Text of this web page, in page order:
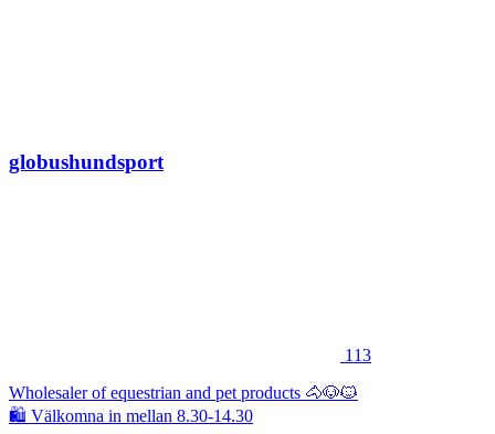
globushundsport
113
Wholesaler of equestrian and pet products 🐴🐶🐱
🛍 Välkomna in mellan 8.30-14.30